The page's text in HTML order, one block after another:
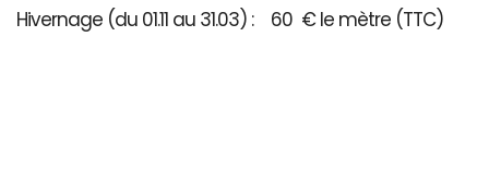
Hivernage (du 01.11 au 31.03) : 60 € le mètre (TTC)